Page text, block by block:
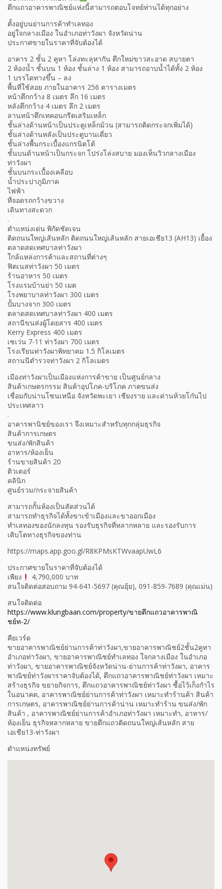
ตึกแถวอาคารพาณิชย์แห่งนี้สามารถตอบโจทย์ท่านได้ทุกอย่าง
ตั้งอยู่บนย่านการค้าทำเลทอง
อยู่ใจกลางเมือง ในอำเภอท่าวังผา จังหวัดน่าน
ประกาศขายในราคาที่จับต้องได้
อาคาร 2 ชั้น 2 คูหา โล่งทะลุหากัน ตึกใหม่ขาวสะอาด สบายตา
2 ห้องน้ำ ชั้นบน 1 ห้อง ชั้นล่าง 1 ห้อง สามารถอาบน้ำได้ทั้ง 2 ห้อง
1 บรรไดทางขึ้น – ลง
พื้นที่ใช้สอย ภายในอาคาร 256 ตารางเมตร
หน้าตึกกว้าง 8 เมตร ลึก 16 เมตร
หลังตึกกว้าง 4 เมตร ลึก 2 เมตร
ลานหน้าตึกเทคอนกรีตเสริมเหล็ก
ชั้นล่างด้านหน้าเป็นประตูเหล็กม้วน (สามารถติดกระจกเพิ่มได้)
ชั้นล่างด้านหลังเป็นประตูบานเดี่ยว
ชั้นล่างพื้นกระเบื้องแกรนิตโต้
ชั้นบนด้านหน้าเป็นกระจก โปร่งโล่งสบาย มองเห็นวิวกลางเมือง
ท่าวังผา
ชั้นบนกระเบื้องเคลือบ
น้ำประปาภูมิภาค
ไฟฟ้า
ที่จอดรถกว้างขวาง
เดินทางสะดวก
.
ตำแหน่งเด่น พิกัดชัดเจน
ติดถนนใหญ่เส้นหลัก ติดถนนใหญ่เส้นหลัก สายเอเชีย13 (AH13) เยื้อง
ตลาดสดเทศบาลท่าวังผา
ใกล้แหล่งการค้าและสถานที่ต่างๆ
ฟิตเนสท่าวังผา 50 เมตร
ร้านอาหาร 50 เมตร
โรงแรมบ้านย่า 50 เมต
โรงพยาบาลท่าวังผา 300 เมตร
ปั้มบางจาก 300 เมตร
ตลาดสดเทศบาลท่าวังผา 400 เมตร
สถานีขนส่งผู้โดยสาร 400 เมตร
Kerry Express 400 เมตร
เซเว่น 7-11 ท่าวังผา 700 เมตร
โรงเรียนท่าวังผาพิทยาคม 1.5 กิโลเมตร
สถานนีตำรวจท่าวังผา 2 กิโลเมตร
เมืองท่าวังผาเป็นเมืองแห่งการค้าขาย เป็นศูนย์กลาง
สินค้าเกษตรกรรม สินค้าอุปโภค-บริโภค ภาคขนส่ง
เชื่อมกับน่านโซนเหนือ จังหวัดพะเยา เชียงราย และด่านห้วยโก๋นไป
ประเทศลาว
.
อาคารพานิชย์ของเรา จึงเหมาะสำหรับทุกกลุ่มธุรกิจ
สินค้าการเกษตร
ขนส่ง/พักสินค้า
อาหาร/ห้องเย็น
ร้านขายสินค้า 20
ติวเตอร์
คลินิก
ศูนย์รวม/กระจายสินค้า
สามารถกั้นห้องเป็นสัดส่วนได้
สามารถทำธุรกิจได้ทั้งขาเข้าเมืองและขาออกเมือง
ทำเลทองของนักลงทุน รองรับธุรกิจที่หลากหลาย และรองรับการ
เติบโตทางธุรกิจของท่าน
https://maps.app.goo.gl/R8KPMsKTWvaapUwL6
ประกาศขายในราคาที่จับต้องได้
เพียง
4,790,000 บาท
สนใจติดต่อสอบถาม 94-641-5697 (คุณยุ้ย), 091-859-7689 (คุณเม่น)
สนใจติดต่อ
https://www.klungbaan.com/property/ขายตึกแถวอาคารพาณิ
ชย์ท-2/
คียเวร์ด
ขายอาคารพาณิชย์ย่านการค้าท่าวังผา,ขายอาคารพาณิชย์2ชั้น2คูหา
อำเภอท่าวังผา, ขายอาคารพาณิชย์ทำเลทอง ใจกลางเมือง ในอำเภอ
ท่าวังผา, ขายอาคารพาณิชย์จังหวัดน่าน-ย่านการค้าท่าวังผา, อาคาร
พาณิชย์ท่าวังผาราคาจับต้องได้, ตึกแถวอาคารพาณิชย์ท่าวังผา เหมาะ
สร้างธุรกิจ ขยายกิจการ, ตึกแถวอาคารพาณิชย์ท่าวังผา ซื้อไว้เก็งกำไร
ในอนาคต, อาคารพาณิชย์ย่านการค้าท่าวังผา เหมาะทำร้านค้า สินค้า
การเกษตร, อาคารพาณิชย์ย่านการค้าน่าน เหมาะทำร้าน ขนส่ง/พัก
สินค้า , อาคารพาณิชย์ย่านการค้าอำเภอท่าวังผา เหมาะทำ, อาหาร/
ห้องเย็น ธุรกิจหลากหลาย ขายตึกแถวติดถนนใหญ่เส้นหลัก สาย
เอเชีย13-ท่าวังผา
ตำแหน่งทรัพย์